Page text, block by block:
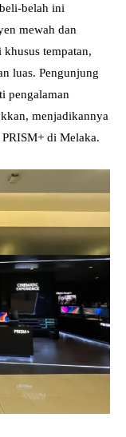
belah ini
mewah dan
khusus tempatan,
luas. Pengunjung
pengalaman
menjadikannya
di Melaka.